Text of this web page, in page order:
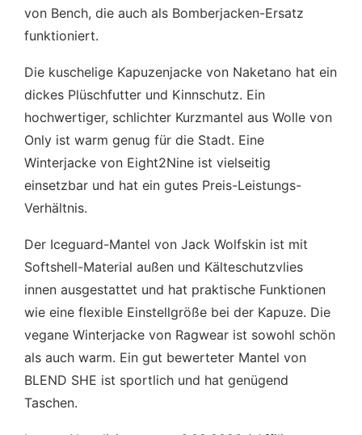
von Bench, die auch als Bomberjacken-Ersatz
funktioniert.
Die kuschelige Kapuzenjacke von Naketano hat ein
dickes Plüschfutter und Kinnschutz. Ein
hochwertiger, schlichter Kurzmantel aus Wolle von
Only ist warm genug für die Stadt. Eine
Winterjacke von Eight2Nine ist vielseitig
einsetzbar und hat ein gutes Preis-Leistungs-
Verhältnis.
Der Iceguard-Mantel von Jack Wolfskin ist mit
Softshell-Material außen und Kälteschutzvlies
innen ausgestattet und hat praktische Funktionen
wie eine flexible Einstellgröße bei der Kapuze. Die
vegane Winterjacke von Ragwear ist sowohl schön
als auch warm. Ein gut bewerteter Mantel von
BLEND SHE ist sportlich und hat genügend
Taschen.